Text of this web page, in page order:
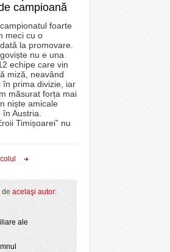
campioană
foarte
meci cu o
la promovare.
nu e una
echipe care vin
miză, neavând
în prima divizie, iar
măsurat forța mai
niște amicale
Austria.
Timișoarei” nu
de acelaşi autor:
ale